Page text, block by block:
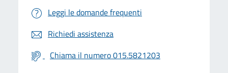
Leggi le domande frequenti
Richiedi assistenza
Chiama il numero 015.5821203